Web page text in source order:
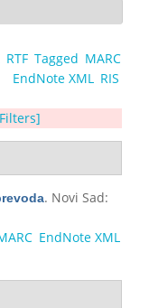
RTF Tagged MARC
EndNote XML
RIS
. Novi Sad:
EndNote XML